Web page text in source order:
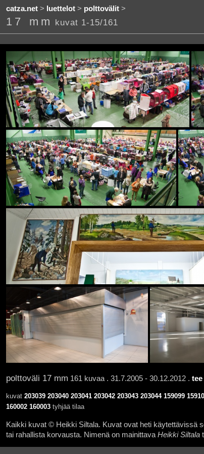
catza.net> luettelot> polttovälit>
17 mm kuvat 1-15/161
polttoväli 17 mm 161 kuvaa . 31.7.2005 - 30.12.2012 .
kuvat 203039 203040 203041 203042 203043 203044 159099
160002 160003tyhjää tilaa
Kaikki kuvat © Heikki Siltala. Kuvat ovat heti käytettävissä
tai rahallista korvausta. Nimenä on mainittava Heikki Siltala